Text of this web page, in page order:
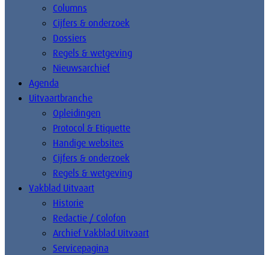
Columns
Cijfers & onderzoek
Dossiers
Regels & wetgeving
Nieuwsarchief
Agenda
Uitvaartbranche
Opleidingen
Protocol & Etiquette
Handige websites
Cijfers & onderzoek
Regels & wetgeving
Vakblad Uitvaart
Historie
Redactie / Colofon
Archief Vakblad Uitvaart
Servicepagina